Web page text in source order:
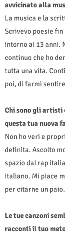
avvicinato alla
La musica e la
Scrivevo poesie
intorno ai 13 anni.
continuo che ho
tutta una vita.
poi, di farmi
Chi sono gli artisti
questa tua nuova
Non ho veri e
definita. Ascolto
spazio dal rap
italiano. Mi piace
per citarne un paio.
Le tue canzoni
racconti il tuo